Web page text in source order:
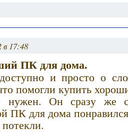
в 17:48
ПК для дома.
и просто о
помогли купить
нужен. Он сразу же
ПК для дома